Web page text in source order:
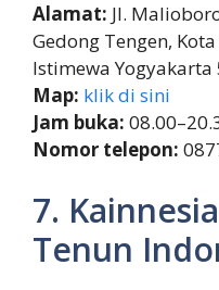
Alamat: Jl.
Gedong Tengen,
Istimewa Yogyakarta
Map: klik di sini
Jam buka:
Nomor telepon:
7.
Tenun